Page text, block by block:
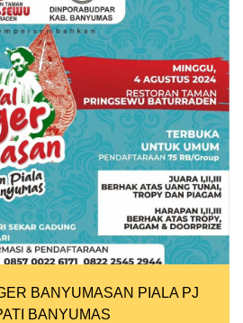
BANYUMASAN PIALA PJ
BANYUMAS